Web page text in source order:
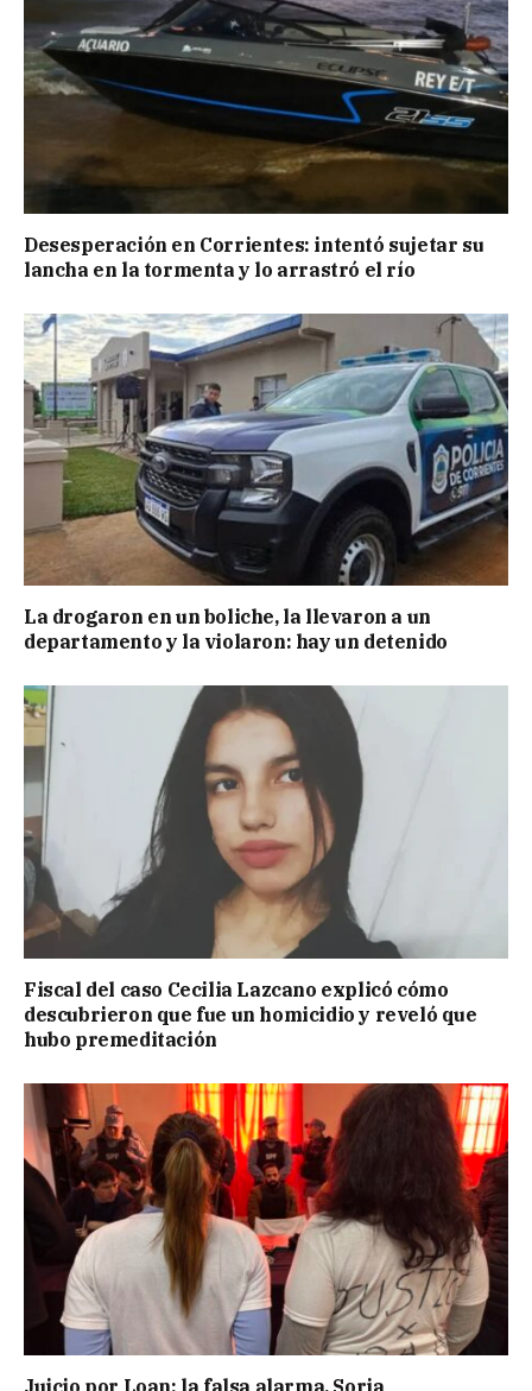
Desesperación en Corrientes: intentó sujetar su
lancha en la tormenta y lo arrastró el río
La drogaron en un boliche, la llevaron a un
departamento y la violaron: hay un detenido
Fiscal del caso Cecilia Lazcano explicó cómo
descubrieron que fue un homicidio y reveló que
hubo premeditación